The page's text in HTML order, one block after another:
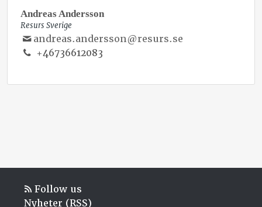
Andreas Andersson
Resurs Sverige
andreas.andersson@resurs.se
+46736612083
Follow us
Nyheter (RSS)